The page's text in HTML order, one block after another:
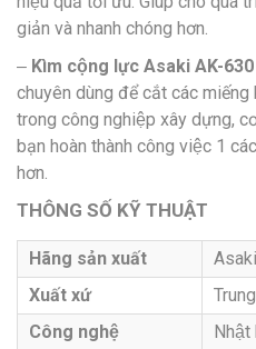
giản và nhanh chóng hơn.
– Kìm cộng lực Asaki AK-630
chuyên dùng để cắt các
trong công nghiệp xây dựng,
bạn hoàn thành công việc 1
hơn.
THÔNG SỐ KỸ THUẬT
Hãng sản xuất
Asaki
Xuất xứ
Công nghệ
Nhật